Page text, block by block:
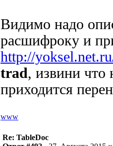
Видимо надо
расшифроку и
http://
trad, извини что
приходится
www
Re: TableDoc